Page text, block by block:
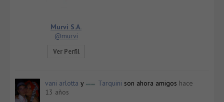
Murvi S.A.
@murvi
Ver Perfil
vani arlotta y Tarquini son ahora amigos hace
13 años